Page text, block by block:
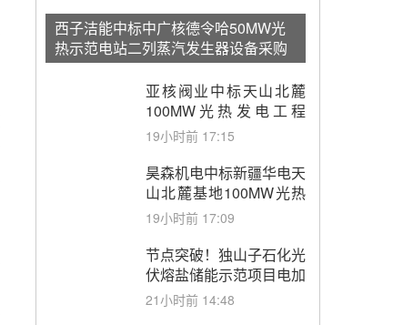
西子洁能中标中广核德令哈50MW光
热示范电站二列蒸汽发生器设备采购
亚核阀业中标天山北麓
100MW光热发电工程
EPC总承包项目熔盐截
购
19小时前 17:15
昊森机电中标新疆华电天
山北麓基地100MW光热
发电工程EPC总承包项
采购
19小时前 17:09
节点突破！独山子石化光
伏熔盐储能示范项目电加
热器厂房顺利封顶
21小时前 14:48